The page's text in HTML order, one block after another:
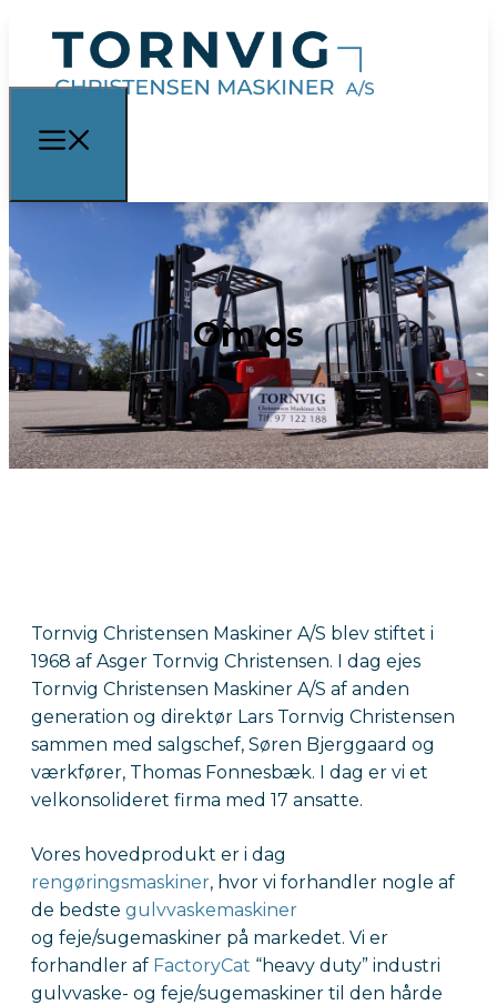
Om os
Tornvig Christensen Maskiner A/S blev stiftet i
1968 af Asger Tornvig Christensen. I dag ejes
Tornvig Christensen Maskiner A/S af anden
generation og direktør Lars Tornvig Christensen
sammen med salgschef, Søren Bjerggaard og
værkfører, Thomas Fonnesbæk. I dag er vi et
velkonsolideret firma med 17 ansatte.
Vores hovedprodukt er i dag
rengøringsmaskiner, hvor vi forhandler nogle af
de bedste gulvvaskemaskiner
og feje/sugemaskiner på markedet. Vi er
forhandler af FactoryCat “heavy duty” industri
gulvvaske- og feje/sugemaskiner til den hårde